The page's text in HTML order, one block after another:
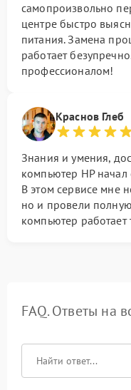
самопроизвольно
центре быстро
питания. Замена
работает
профессионалом!
Краснов Глеб
Знания и умения,
компьютер HP начал
В этом сервисе мне
но и провели
компьютер
FAQ. Ответы на